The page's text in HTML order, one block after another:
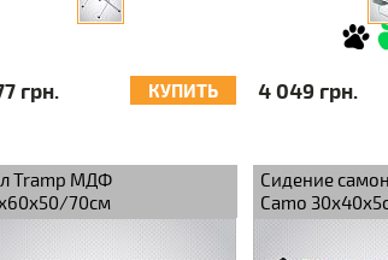
грн. КУПИТЬ 4 049 грн.
Tramp МДФ
70см
Сидение
Camo